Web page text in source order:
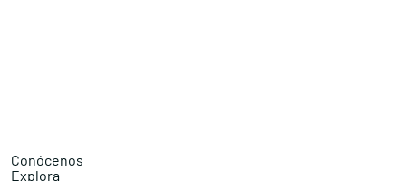
Conócenos
Explora